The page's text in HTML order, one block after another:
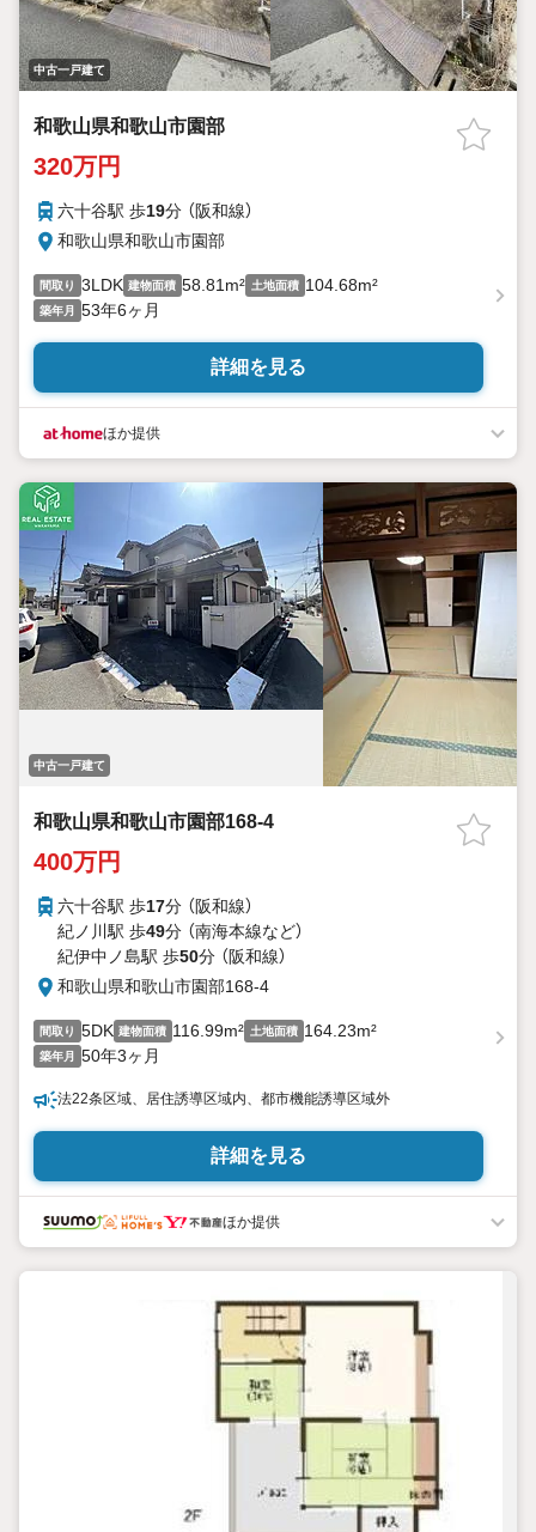
中古一戸建て
和歌山県和歌山市園部
320万円
六十谷駅 歩19分 （阪和線）
和歌山県和歌山市園部
間取り 3LDK 建物面積 58.81m² 土地面積 104.68m²
築年月 53年6ヶ月
詳細を見る
ほか提供
中古一戸建て
和歌山県和歌山市園部168-4
400万円
六十谷駅 歩17分 （阪和線）
紀ノ川駅 歩49分 （南海本線など）
紀伊中ノ島駅 歩50分 （阪和線）
和歌山県和歌山市園部168-4
間取り 5DK 建物面積 116.99m² 土地面積 164.23m²
築年月 50年3ヶ月
法22条区域、居住誘導区域内、都市機能誘導区域外
詳細を見る
ほか提供